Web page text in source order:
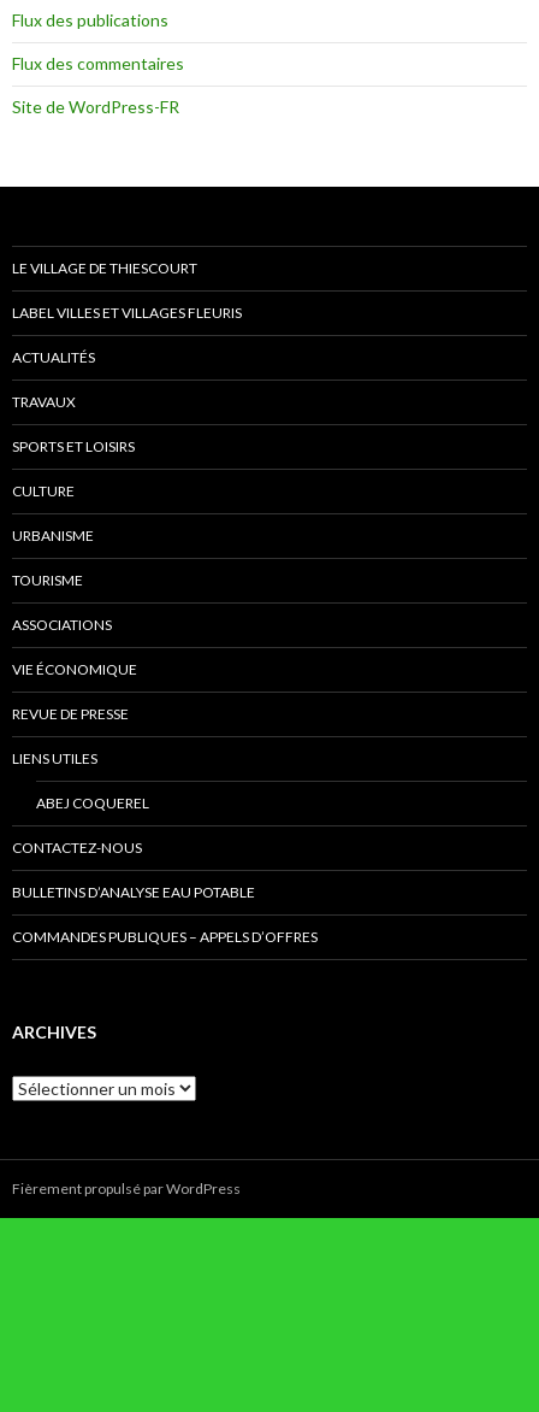
Flux des publications
Flux des commentaires
Site de WordPress-FR
LE VILLAGE DE THIESCOURT
LABEL VILLES ET VILLAGES FLEURIS
ACTUALITÉS
TRAVAUX
SPORTS ET LOISIRS
CULTURE
URBANISME
TOURISME
ASSOCIATIONS
VIE ÉCONOMIQUE
REVUE DE PRESSE
LIENS UTILES
ABEJ COQUEREL
CONTACTEZ-NOUS
BULLETINS D’ANALYSE EAU POTABLE
COMMANDES PUBLIQUES – APPELS D’OFFRES
ARCHIVES
Archives
Fièrement propulsé par WordPress